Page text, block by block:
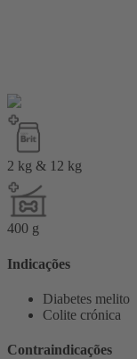
2 kg & 12 kg
400 g
Indicações
Diabetes melito
Colite crónica
Contraindicações